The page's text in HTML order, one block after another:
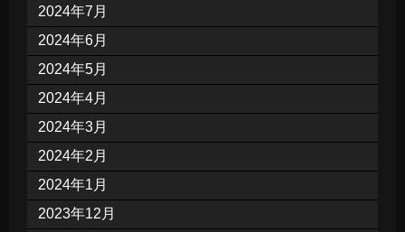
2024年7月
2024年6月
2024年5月
2024年4月
2024年3月
2024年2月
2024年1月
2023年12月